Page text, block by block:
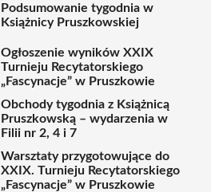
Podsumowanie tygodnia w
Książnicy Pruszkowskiej
Ogłoszenie wyników XXIX
Turnieju Recytatorskiego
„Fascynacje” w Pruszkowie
Obchody tygodnia z Książnicą
Pruszkowską – wydarzenia w
Filii nr 2, 4 i 7
Warsztaty przygotowujące do
XXIX. Turnieju Recytatorskiego
„Fascynacje” w Pruszkowie